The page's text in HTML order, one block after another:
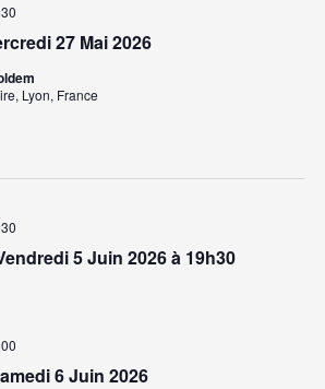
t
27 Mai 2026
Lyon, France
5 Juin 2026 à 19h30
6 Juin 2026